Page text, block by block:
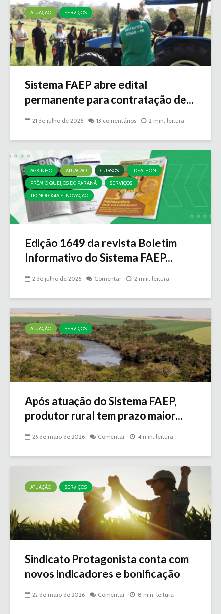
ATUAÇÃO SERVIÇOS
Sistema FAEP abre edital
permanente para contratação de...
21 de julho de 2026 13 comentários 2 min. leitura
AGRINHO ATUAÇÃO CURSOS
IDEATHON
PRÊMIO QUEIJOS DO PARANÁ
SERVIÇOS
TECNOLOGIA E INOVAÇÃO
Edição 1649 da revista Boletim
Informativo do Sistema FAEP...
2 de julho de 2026 Comentar 2 min. leitura
ATUAÇÃO SERVIÇOS
Após atuação do Sistema FAEP,
produtor rural tem prazo maior...
26 de maio de 2026 Comentar 4 min. leitura
ATUAÇÃO SERVIÇOS
Sindicato Protagonista conta com
novos indicadores e bonificação
22 de maio de 2026 Comentar 8 min. leitura